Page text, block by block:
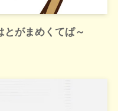
とがまめくてぱ～